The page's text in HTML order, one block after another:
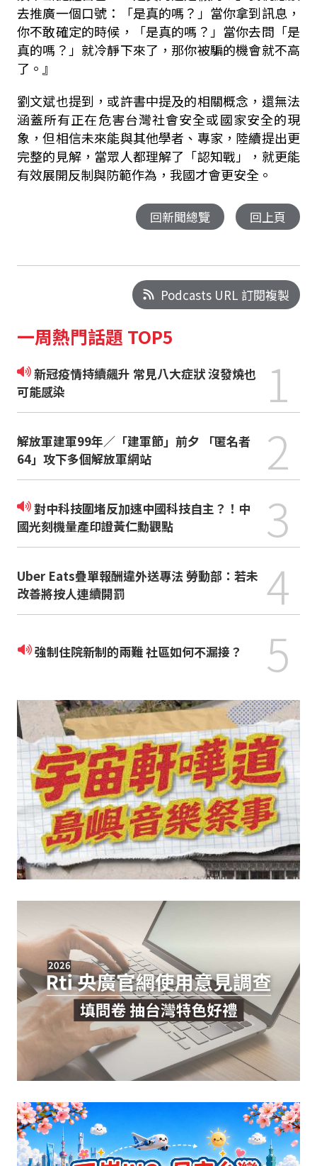
去推廣一個口號：「是真的嗎？」當你拿到訊息，
你不敢確定的時候，「是真的嗎？」當你去問「是
真的嗎？」就冷靜下來了，那你被騙的機會就不高
了。』
劉文斌也提到，或許書中提及的相關概念，還無法
涵蓋所有正在危害台灣社會安全或國家安全的現
象，但相信未來能與其他學者、專家，陸續提出更
完整的見解，當眾人都理解了「認知戰」， 就更能
有效展開反制與防範作為，我國才會更安全。
回新聞總覽 回上頁
Podcasts URL 訂閱複製
一周熱門話題 TOP5
新冠疫情持續飆升 常見八大症狀 沒發燒也
可能感染
1
解放軍建軍99年／「建軍節」前夕 「匿名者
64」攻下多個解放軍網站
2
對中科技圍堵反加速中國科技自主？！中
國光刻機量產印證黃仁勳觀點
3
Uber Eats疊單報酬違外送專法 勞動部：若未
改善將按人連續開罰
4
強制住院新制的兩難 社區如何不漏接？ 5